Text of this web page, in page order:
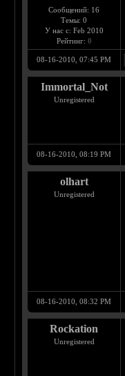
Сообщений: 16
Темы: 0
У нас с: Feb 2010
Рейтинг: 0
08-16-2010, 07:45 PM
Immortal_Not
Unregistered
08-16-2010, 08:19 PM
olhart
Unregistered
08-16-2010, 08:32 PM
Rockation
Unregistered